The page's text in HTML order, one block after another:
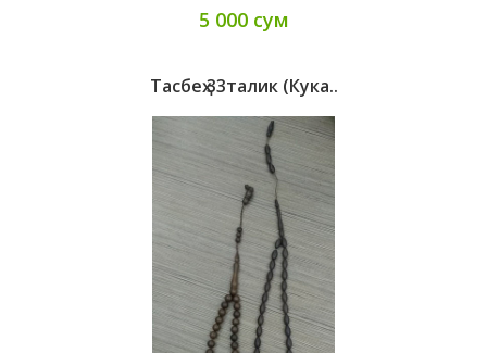
5 000 сум
Тасбеҳ 33талик (кука..